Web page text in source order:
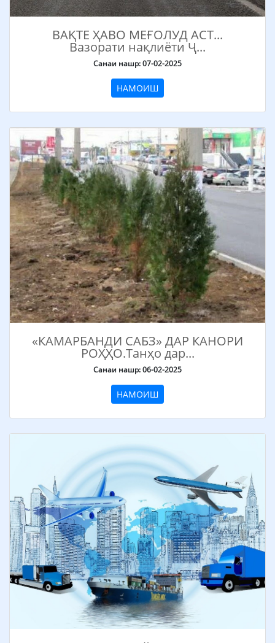
ВАҚТЕ ҲАВО МЕҒОЛУД АСТ...
Вазорати нақлиёти Ҷ...
Санаи нашр: 07-02-2025
НАМОИШ
«КАМАРБАНДИ САБЗ» ДАР КАНОРИ
РОҲҲО.Танҳо дар...
Санаи нашр: 06-02-2025
НАМОИШ